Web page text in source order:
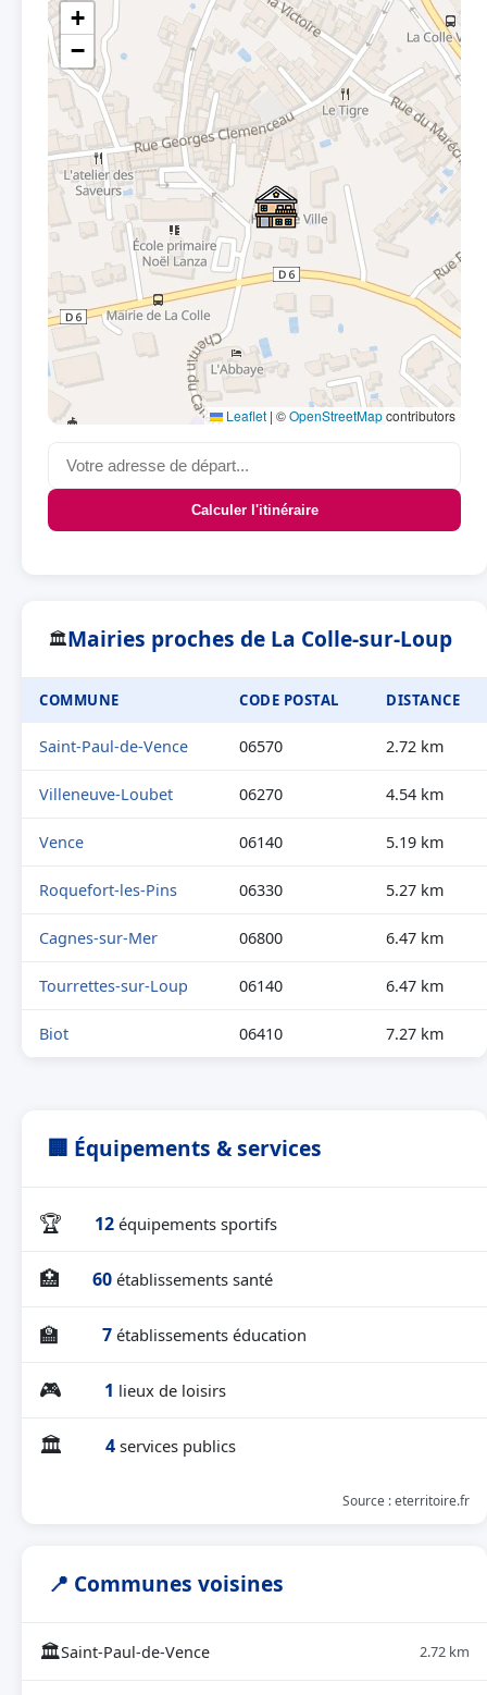
+
−
Leaflet | ©OpenStreetMapcontributors
Calculer l'itinéraire
🏛Mairies proches de La Colle-sur-Loup
COMMUNE CODE POSTAL DISTANCE
Saint-Paul-de-Vence 06570 2.72 km
Villeneuve-Loubet 06270 4.54 km
Vence 06140 5.19 km
Roquefort-les-Pins 06330 5.27 km
Cagnes-sur-Mer 06800 6.47 km
Tourrettes-sur-Loup 06140 6.47 km
Biot 06410 7.27 km
🏢 Équipements & services
🏆 12 équipements sportifs
🏥 60 établissements santé
🏫 7 établissements éducation
🎮 1 lieux de loisirs
🏛 4 services publics
Source : eterritoire.fr
📍 Communes voisines
🏛Saint-Paul-de-Vence 2.72 km